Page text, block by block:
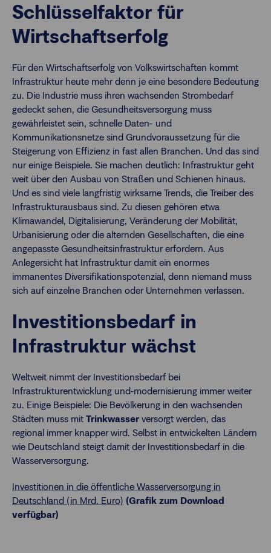
Schlüsselfaktor für
Wirtschaftserfolg
Für den Wirtschaftserfolg von Volkswirtschaften kommt
Infrastruktur heute mehr denn je eine besondere Bedeutung
zu. Die Industrie muss ihren wachsenden Strombedarf
gedeckt sehen, die Gesundheitsversorgung muss
gewährleistet sein, schnelle Daten- und
Kommunikationsnetze sind Grundvoraussetzung für die
Steigerung von Effizienz in fast allen Branchen. Und das sind
nur einige Beispiele. Sie machen deutlich: Infrastruktur geht
weit über den Ausbau von Straßen und Schienen hinaus.
Und es sind viele langfristig wirksame Trends, die Treiber des
Infrastrukturausbaus sind. Zu diesen gehören etwa
Klimawandel, Digitalisierung, Veränderung der Mobilität,
Urbanisierung oder die alternden Gesellschaften, die eine
angepasste Gesundheitsinfrastruktur erfordern. Aus
Anlegersicht hat Infrastruktur damit ein enormes
immanentes Diversifikationspotenzial, denn niemand muss
sich auf einzelne Branchen oder Unternehmen verlassen.
Investitionsbedarf in
Infrastruktur wächst
Weltweit nimmt der Investitionsbedarf bei
Infrastrukturentwicklung und-modernisierung immer weiter
zu. Einige Beispiele: Die Bevölkerung in den wachsenden
Städten muss mit Trinkwasser versorgt werden, das
regional immer knapper wird. Selbst in entwickelten Ländern
wie Deutschland steigt damit der Investitionsbedarf in die
Wasserversorgung.
Investitionen in die öffentliche Wasserversorgung in
Deutschland (in Mrd. Euro) (Grafik zum Download
verfügbar)